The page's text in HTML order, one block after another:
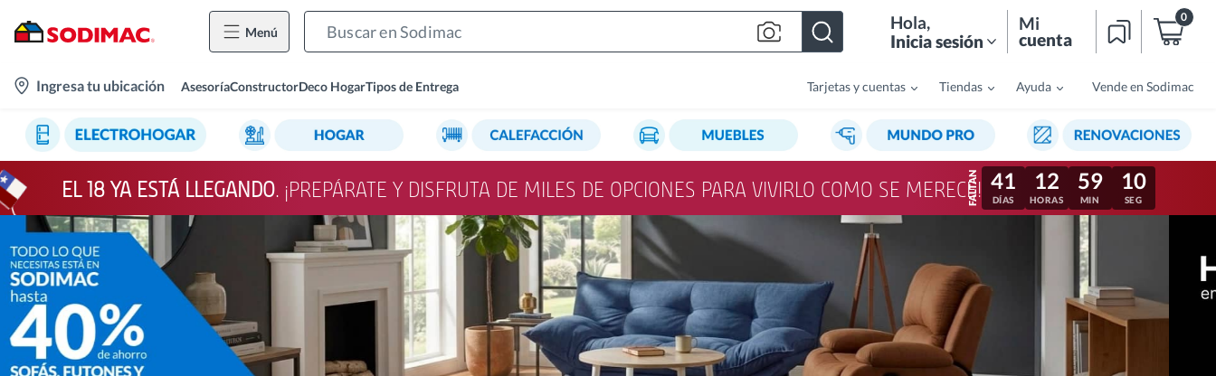
Menú Hola,
Inicia sesión
Mi
cuenta
0
location-
Ingresa tu ubicación AsesoríaConstructorDeco HogarTipos de Entrega Tarjetas y cuentas Tiendas Ayuda Vende en Sodimac
EL 18 YA ESTÁ LLEGANDO. ¡PREPÁRATE Y DISFRUTA DE MILES DE OPCIONES PARA VIVIRLO COMO SE MERECE! 41
DÍAS
12
HORAS
59
MIN
07
SEG